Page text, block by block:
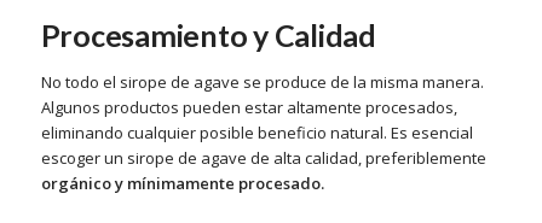
Procesamiento y Calidad
No todo el sirope de agave se produce de la misma manera.
Algunos productos pueden estar altamente procesados,
eliminando cualquier posible beneficio natural. Es esencial
escoger un sirope de agave de alta calidad, preferiblemente
orgánico y mínimamente procesado.